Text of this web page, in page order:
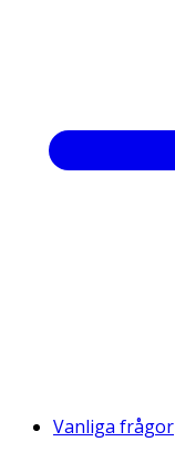
Vanliga frågor